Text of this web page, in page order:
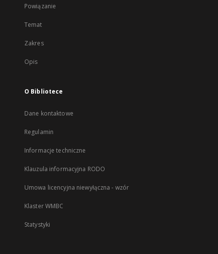
Powiązanie
Temat
Zakres
Opis
O Bibliotece
Dane kontaktowe
Regulamin
Informacje techniczne
Klauzula informacyjna RODO
Umowa licencyjna niewyłączna - wzór
Klaster WMBC
Statystyki